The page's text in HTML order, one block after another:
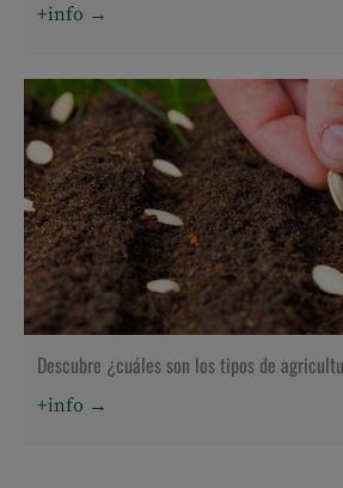
+info →
Descubre ¿cuáles son los tipos de
+info →